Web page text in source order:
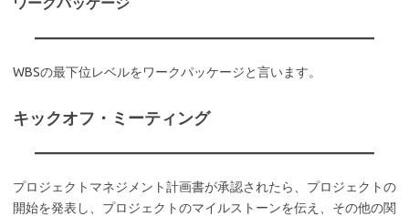
WBSの最下位レベルをワークパッケージと言います。
キックオフ・ミーティング
プロジェクトマネジメント計画書が承認されたら、プロジェクトの
開始を発表し、プロジェクトのマイルストーンを伝え、その他の関